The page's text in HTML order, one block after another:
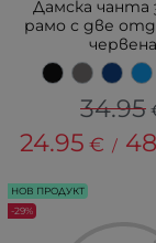
Дамска чанта
рамо с две
червена
34.95
24.95 € /
НОВ ПРОДУКТ
-29%